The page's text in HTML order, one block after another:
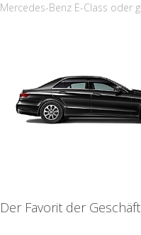
Mercedes-Benz E-Class oder
Der Favorit der